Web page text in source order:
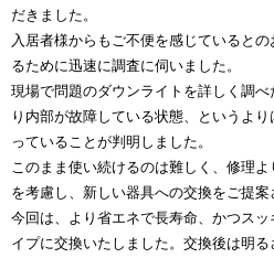
だきました。
入居者様からもご不便を感じていると
るために迅速に調査に伺いました。
現場で問題のダウンライトを詳しく調
り内部が故障している状態、というよ
っていることが判明しました。
このまま使い続けるのは難しく、修理
を考慮し、新しい器具への交換をご提案
今回は、より省エネで長寿命、かつス
イプに交換いたしました。交換後は明